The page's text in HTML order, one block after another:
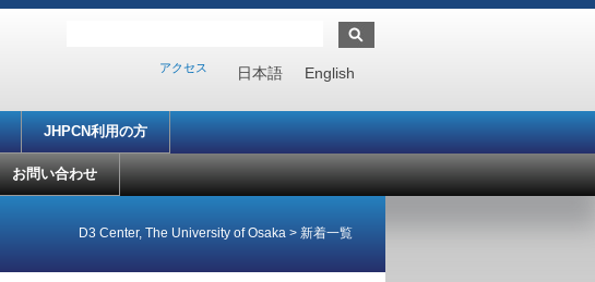
日本語 English
アクセス
JHPCN利用の方
お問い合わせ
D3 Center, The University of Osaka > 新着一覧